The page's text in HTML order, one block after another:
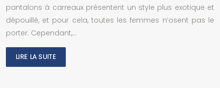
pantalons à carreaux présentent un style plus exotique et
dépouillé, et pour cela, toutes les femmes n’osent pas le
porter. Cependant,…
LIRE LA SUITE